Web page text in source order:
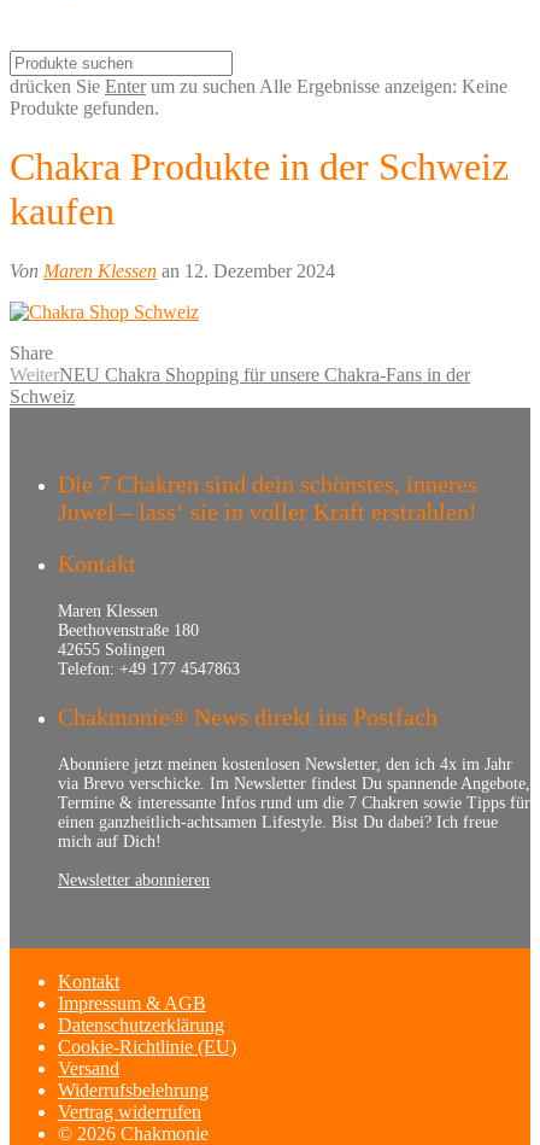
drücken Sie Enterum zu suchen Alle Ergebnisse anzeigen: Keine
Produkte gefunden.
Chakra Produkte in der Schweiz
kaufen
Von Maren Klessen an 12. Dezember 2024
Share
WeiterNEU Chakra Shopping für unsere Chakra-Fans in der
Schweiz
Die 7 Chakren sind dein schönstes, inneres
Juwel – lass‘ sie in voller Kraft erstrahlen!
Kontakt
Maren Klessen
Beethovenstraße 180
42655 Solingen
Telefon: +49 177 4547863
Chakmonie® News direkt ins Postfach
Abonniere jetzt meinen kostenlosen Newsletter, den ich 4x im Jahr
via Brevo verschicke. Im Newsletter findest Du spannende Angebote,
Termine & interessante Infos rund um die 7 Chakren sowie Tipps für
einen ganzheitlich-achtsamen Lifestyle. Bist Du dabei? Ich freue
mich auf Dich!
Newsletter abonnieren
Kontakt
Impressum & AGB
Datenschutzerklärung
Cookie-Richtlinie (EU)
Versand
Widerrufsbelehrung
Vertrag widerrufen
© 2026 Chakmonie